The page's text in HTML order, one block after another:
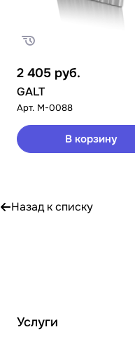
2 405 руб.
GALT
Арт. M-0088
В корзину
Назад к списку
Услуги